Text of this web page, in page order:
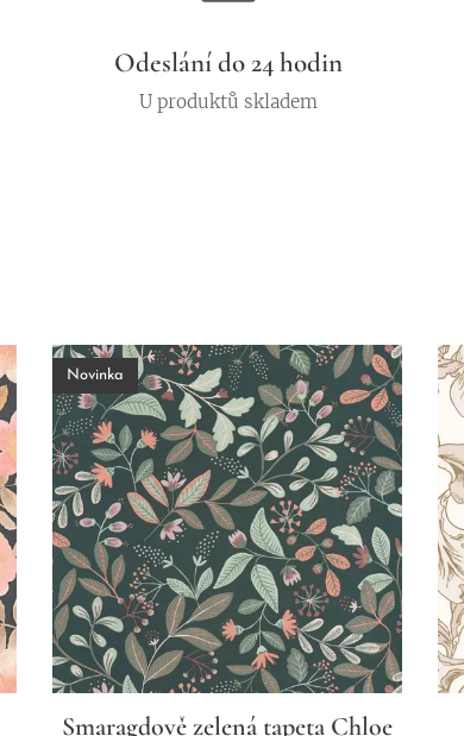
Odeslání do 24 hodin
U produktů skladem
Smaragdově zelená tapeta Chloe
Novinka